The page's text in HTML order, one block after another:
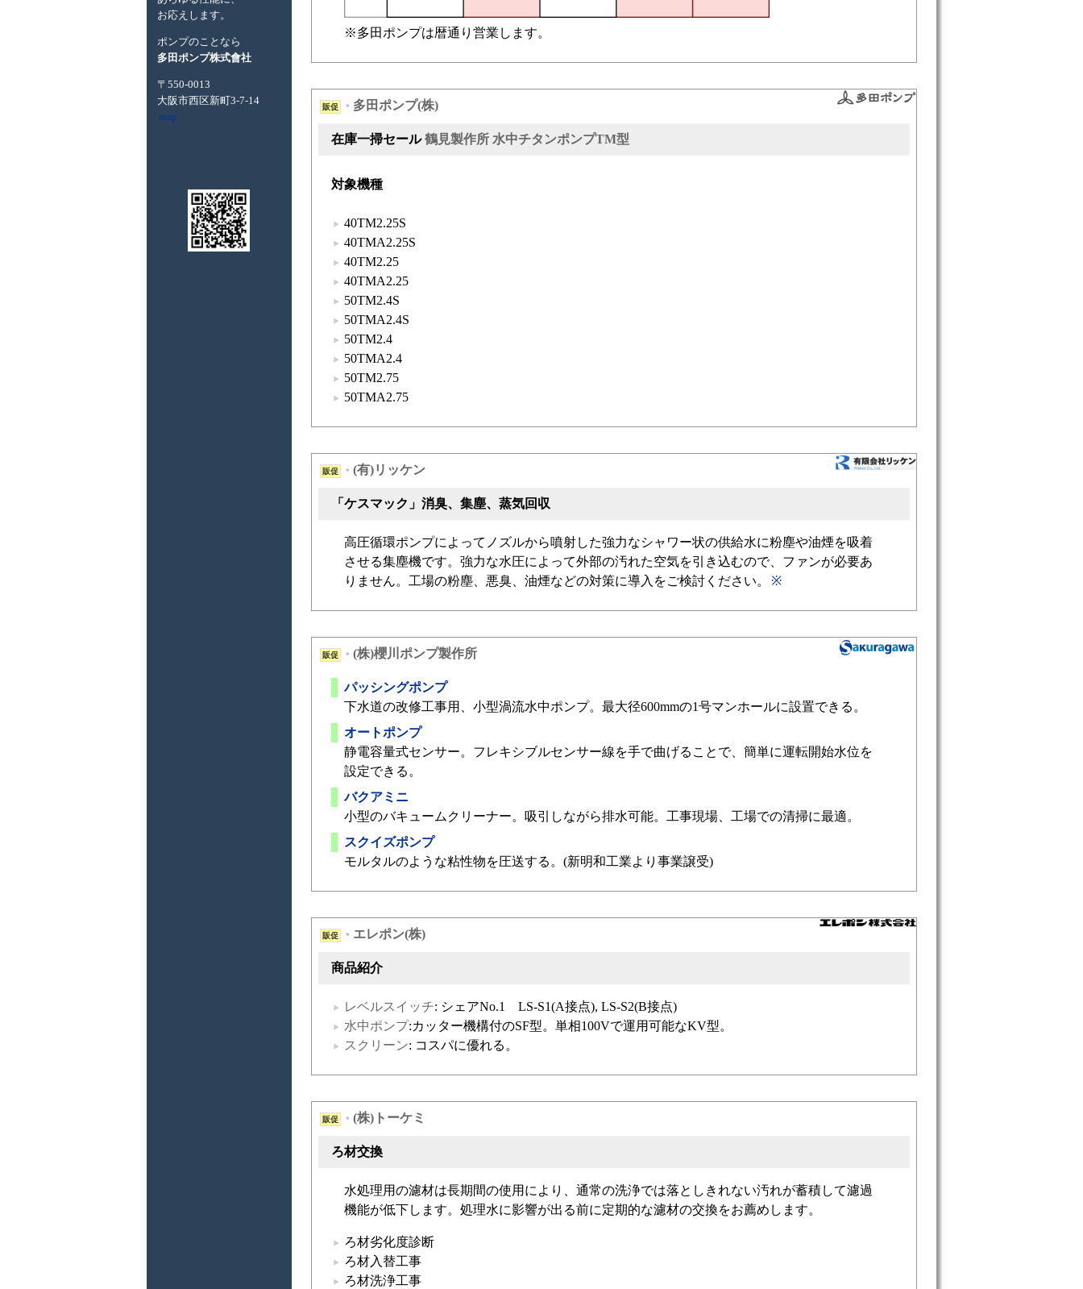
※多田ポンプは暦通り営業します。
販促 * 多田ポンプ(株)
在庫一掃セール鶴見製作所 水中チタンポンプTM型
対象機種
40TM2.25S
40TMA2.25S
40TM2.25
40TMA2.25
50TM2.4S
50TMA2.4S
50TM2.4
50TMA2.4
50TM2.75
50TMA2.75
販促 * (有)リッケン
「ケスマック」消臭、集塵、蒸気回収
高圧循環ポンプによってノズルから噴射した強力なシャワー状の供給水に粉塵や油煙を吸着
させる集塵機です。強力な水圧によって外部の汚れた空気を引き込むので、ファンが必要あ
りません。工場の粉塵、悪臭、油煙などの対策に導入をご検討ください。
※
販促 * (株)櫻川ポンプ製作所
パッシングポンプ
下水道の改修工事用、小型渦流水中ポンプ。最大径600mmの1号マンホールに設置できる。
オートポンプ
静電容量式センサー。フレキシブルセンサー線を手で曲げることで、簡単に運転開始水位を
設定できる。
バクアミニ
小型のバキュームクリーナー。吸引しながら排水可能。工事現場、工場での清掃に最適。
スクイズポンプ
モルタルのような粘性物を圧送する。(新明和工業より事業譲受)
販促 * エレポン(株)
商品紹介
レベルスイッチ: シェアNo.1 LS-S1(A接点), LS-S2(B接点)
水中ポンプ:カッター機構付のSF型。単相100Vで運用可能なKV型。
スクリーン: コスパに優れる。
販促 * (株)トーケミ
ろ材交換
水処理用の濾材は長期間の使用により、通常の洗浄では落としきれない汚れが蓄積して濾過
機能が低下します。処理水に影響が出る前に定期的な濾材の交換をお薦めします。
ろ材劣化度診断
ろ材入替工事
ろ材洗浄工事
お応えします。
ポンプのことなら
多田ポンプ株式會社
〒550-0013
大阪市西区新町3-7-14
map